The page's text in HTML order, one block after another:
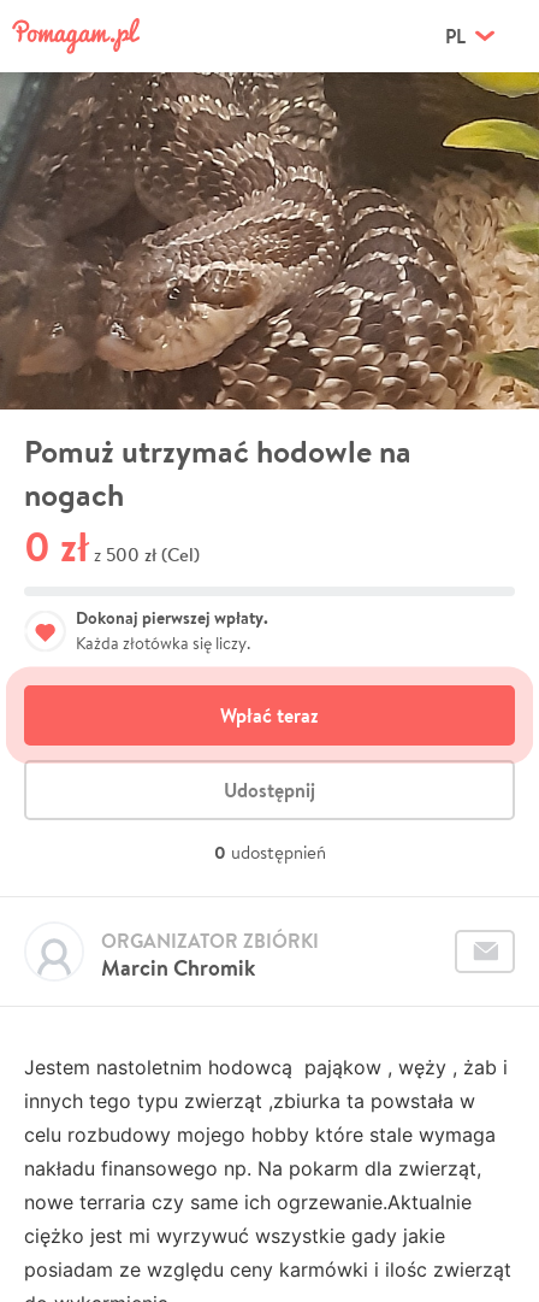
PL
Pomuż utrzymać hodowle na
nogach
0 zł z 500 zł (Cel)
Dokonaj pierwszej wpłaty.
Każda złotówka się liczy.
Wpłać teraz
Udostępnij
0 udostępnień
Marcin Chromik
ORGANIZATOR ZBIÓRKI
Jestem nastoletnim hodowcą pająkow , węży , żab i
innych tego typu zwierząt ,zbiurka ta powstała w
celu rozbudowy mojego hobby które stale wymaga
nakładu finansowego np. Na pokarm dla zwierząt,
nowe terraria czy same ich ogrzewanie.Aktualnie
ciężko jest mi wyrzywuć wszystkie gady jakie
posiadam ze względu ceny karmówki i ilośc zwierząt